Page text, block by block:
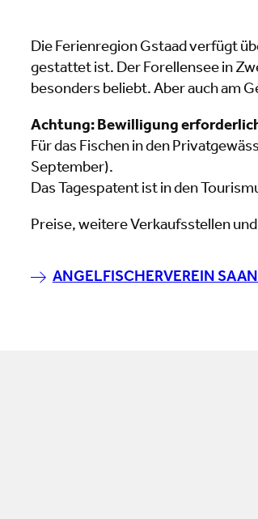
Die Ferienregion Gstaad verfügt
gestattet ist. Der Forellensee in
besonders beliebt. Aber auch am
Achtung: Bewilligung
Für das Fischen in den
September).
Das Tagespatent ist in den
Preise, weitere Verkaufsstellen
ANGELFISCHERVEREIN